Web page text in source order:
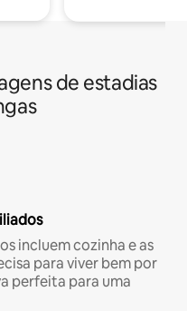
de estadias
incluem cozinha e as
para viver bem por
perfeita para uma